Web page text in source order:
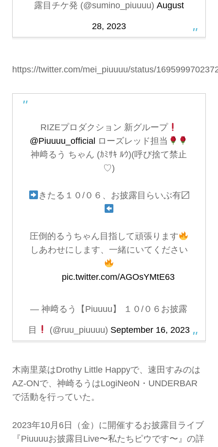
露目チケ発 (@sumino_piuuuu) August
28, 2023
https://twitter.com/mei_piuuuu/status/
RIZEプロダクション 新グループ
@Piuuuu_official ローズレッド担当
神﨑るう ちゃん (ｶﾐｻｷ ﾙｳ)(呼び捨て禁止
♡)
きたる１０/０６、お披露目らいぶ有〼
圧倒的るうちゃん目指して頑張ります
しあわせにします、一緒にいてください
pic.twitter.com/AGOsYMtE63
— 神﨑るう【Piuuuu】 １０/０６お披露
目 (@ruu_piuuuu) September 16, 2023
木南里菜はDrothy Little Happyで、速田すみのは
AZ-ONで、神崎るうはLogiNeoN・UNDERBAR
で活動を行っていた。
2023年10月6日（金）に開催するお披露目ライブ
『Piuuuuお披露目Live〜私たちピウです〜』の詳